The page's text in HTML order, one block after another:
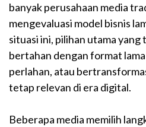
banyak perusahaan media
mengevaluasi model bisnis
situasi ini, pilihan utama yang
bertahan dengan format
perlahan, atau
tetap relevan di era digital.
Beberapa media memilih